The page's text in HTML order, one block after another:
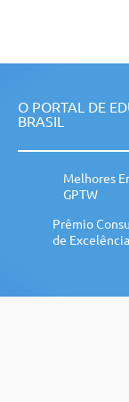
O PORTAL DE
BRASIL
Melhores
GPTW
Prêmio
de